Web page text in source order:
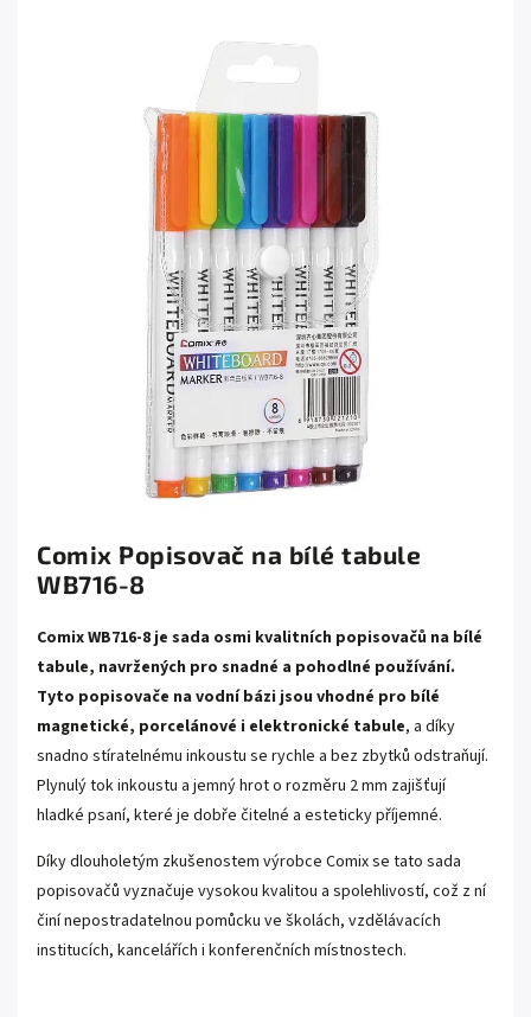
Comix Popisovač na bílé tabule
WB716-8
Comix WB716-8 je sada osmi kvalitních popisovačů na bílé
tabule, navržených pro snadné a pohodlné používání.
Tyto popisovače na vodní bázi jsou vhodné pro bílé
magnetické, porcelánové i elektronické tabule, a díky
snadno stíratelnému inkoustu se rychle a bez zbytků odstraňují.
Plynulý tok inkoustu a jemný hrot o rozměru 2 mm zajišťují
hladké psaní, které je dobře čitelné a esteticky příjemné.
Díky dlouholetým zkušenostem výrobce Comix se tato sada
popisovačů vyznačuje vysokou kvalitou a spolehlivostí, což z ní
činí nepostradatelnou pomůcku ve školách, vzdělávacích
institucích, kancelářích i konferenčních místnostech.